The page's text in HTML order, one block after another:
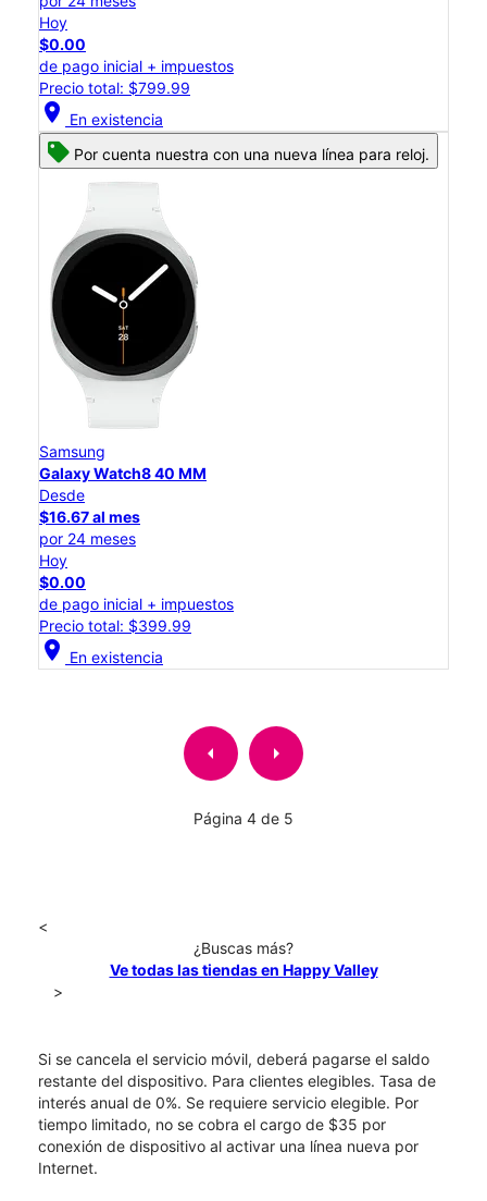
Hoy
$0.00
de pago inicial + impuestos
Precio total: $799.99
location_on En existencia
Por cuenta nuestra con una nueva línea para reloj.
Samsung
Galaxy Watch8 40 MM
Desde
$16.67 al mes
por 24 meses
Hoy
$0.00
de pago inicial + impuestos
Precio total: $399.99
location_on En existencia
arrow_left arrow_right
Página 4 de 5
<
¿Buscas más?
Ve todas las tiendas en Happy Valley
>
Si se cancela el servicio móvil, deberá pagarse el saldo
restante del dispositivo. Para clientes elegibles. Tasa de
interés anual de 0%. Se requiere servicio elegible. Por
tiempo limitado, no se cobra el cargo de $35 por
conexión de dispositivo al activar una línea nueva por
Internet.